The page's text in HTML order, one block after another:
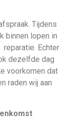
Tijdens
binnen lopen in
reparatie. Echter
dezelfde dag
voorkomen dat
raden wij aan